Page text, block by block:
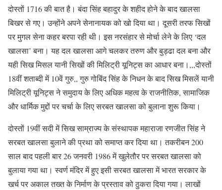
दोस्तों 1716 की बात है। बंदा सिंह बहादुर के शहीद होने के बाद खालसा
बिखर से गए। उन्होंने अपने सेनानायक को खो दिया था। दूसरी तरफ सिखों
पर मुगल सेना कहर बरपा रही थी। इस नरसंहार से मोर्चा लेने के लिए ‘दल
खालसा’ बना। यह दल खालसा आगे चलकर तरुण और बुड्ढा दल बना और
यही सिख मिसल यानी सिखों की मिलिट्री यूनिट्स का आधार बना।,,,दोस्तों
18वीं शताब्दी में 10वें गुरु,, गुरु गोबिंद सिंह के निधन के बाद सिख मिसलें यानी
मिलिट्री यूनिट्स ने समुदाय के लिए अधिक महत्व के राजनीतिक, सामाजिक
और धार्मिक मुद्दों पर चर्चा के लिए सरबत खालसा को बुलाना शुरू किया।
दोस्तों 19वीं सदी में सिख साम्राज्य के संस्थापक महाराजा रणजीत सिंह ने
सरबत खालसा बुलाने की प्रथा को समाप्त कर दिया था। तकरीबन 200
साल बाद पहली बार 26 जनवरी 1986 में खुलेतौर पर सरबत खालसा को
बुलाया गया था। स्वर्ण मंदिर में हुए इसी सरबत खालसा में भारत सरकार के
खर्च पर अकाल तख्त के निर्माण के प्रस्ताव को ठुकरा दिया गया। लाखों